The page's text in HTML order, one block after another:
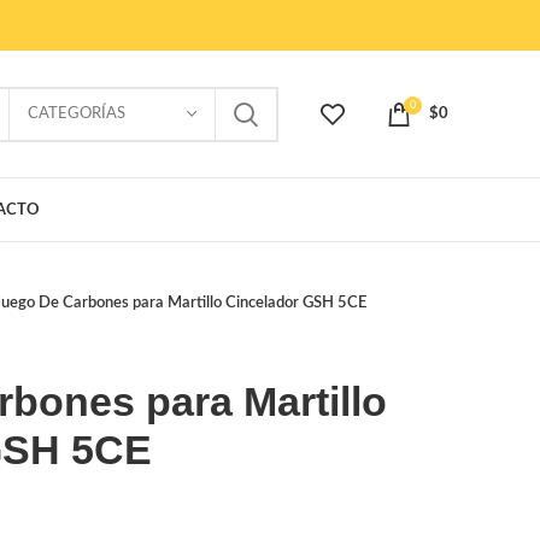
CATEGORÍAS
0
$0
De Carbones para Martillo Cincelador GSH 5CE
para Martillo
5CE